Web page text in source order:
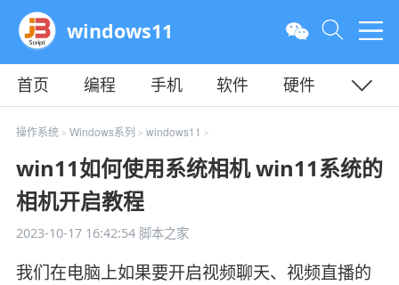
windows11
首页 编程 手机 软件
硬件
教程
平面 服务器
操作系统> Windows系列 > windows11 >
win11如何使用系统相机 win11系统的
相机开启教程
2023-10-17 16:42:54脚本之家
我们在电脑上如果要开启视频聊天、视频直播的